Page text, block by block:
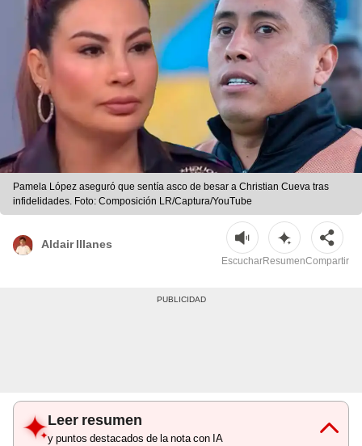
Pamela López aseguró que sentía asco de besar a Christian Cueva tras
infidelidades. Foto: Composición LR/Captura/YouTube
Aldair Illanes
EscucharResumenCompartir
Leer resumen
y puntos destacados de la nota con IA